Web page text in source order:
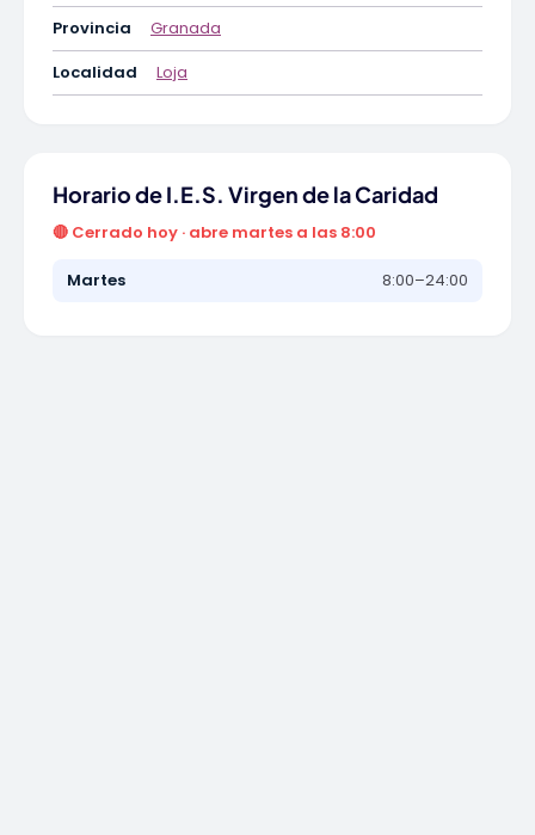
Provincia
Granada
Localidad
Loja
Horario de I.E.S. Virgen de la Caridad
🔴 Cerrado hoy · abre martes a las 8:00
Martes 8:00–24:00